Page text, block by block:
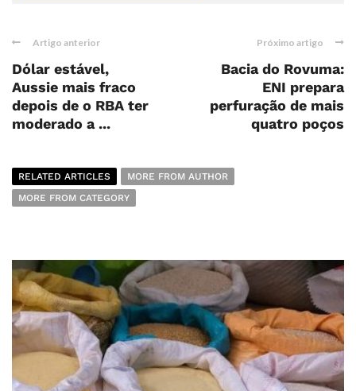
Artigo anterior
Dólar estável,
Aussie mais fraco
depois de o RBA ter
moderado a ...
Próximo artigo
Bacia do Rovuma:
ENI prepara
perfuração de mais
quatro poços
RELATED ARTICLES
MORE FROM AUTHOR
MORE FROM CATEGORY